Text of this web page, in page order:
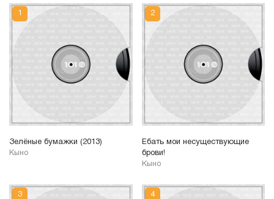
Зелёные бумажки (2013)
Кыно
Ебать мои несуществующие
брови!
Кыно